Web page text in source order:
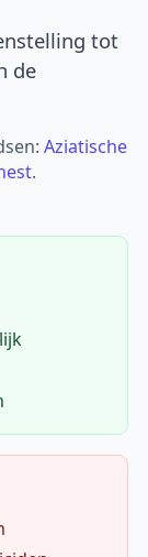
tot
de
Aziatische
.